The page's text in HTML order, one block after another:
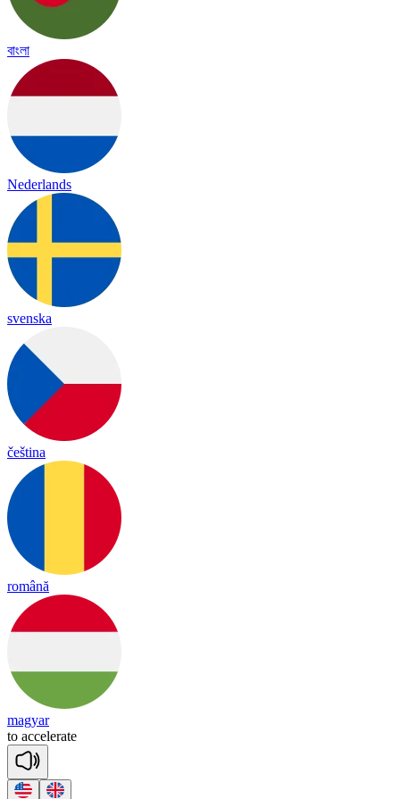
বাংলা
Nederlands
svenska
čeština
română
magyar
to accelerate